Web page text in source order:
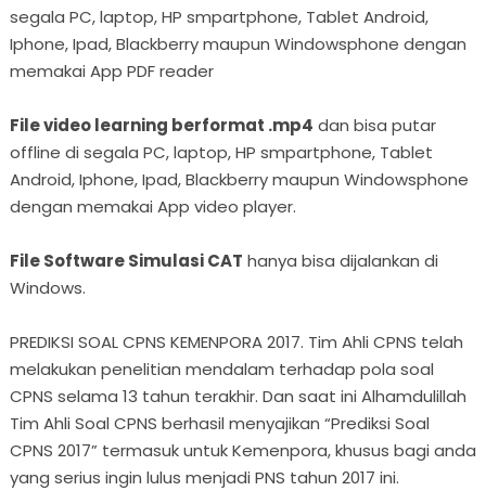
segala PC, laptop, HP smpartphone, Tablet Android,
Iphone, Ipad, Blackberry maupun Windowsphone dengan
memakai App PDF reader
File video learning berformat .mp4 dan bisa putar
offline di segala PC, laptop, HP smpartphone, Tablet
Android, Iphone, Ipad, Blackberry maupun Windowsphone
dengan memakai App video player.
File Software Simulasi CAT hanya bisa dijalankan di
Windows.
PREDIKSI SOAL CPNS KEMENPORA 2017. Tim Ahli CPNS telah
melakukan penelitian mendalam terhadap pola soal
CPNS selama 13 tahun terakhir. Dan saat ini Alhamdulillah
Tim Ahli Soal CPNS berhasil menyajikan “Prediksi Soal
CPNS 2017” termasuk untuk Kemenpora, khusus bagi anda
yang serius ingin lulus menjadi PNS tahun 2017 ini.